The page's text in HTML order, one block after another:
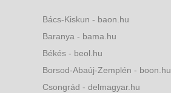
Bács-Kiskun - baon.hu
Baranya - bama.hu
Békés - beol.hu
Borsod-Abaúj-Zemplén - boon.hu
Csongrád - delmagyar.hu